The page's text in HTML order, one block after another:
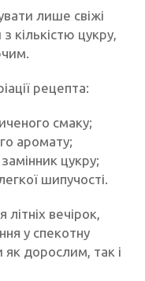
лише свіжі
кількістю цукру,
рецепта:
смаку;
аромату;
цукру;
шипучості.
вечірок,
у спекотну
дорослим, так і